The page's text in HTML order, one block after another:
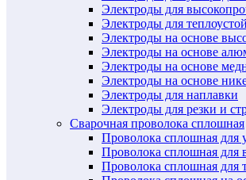
Электроды для
Электроды для
Электроды на основе
Электроды на основе
Электроды на основе
Электроды на основе
Электроды для наплавки
Электроды для резки и
Сварочная проволока сплошная
Проволока сплошная для
Проволока сплошная для
Проволока сплошная для